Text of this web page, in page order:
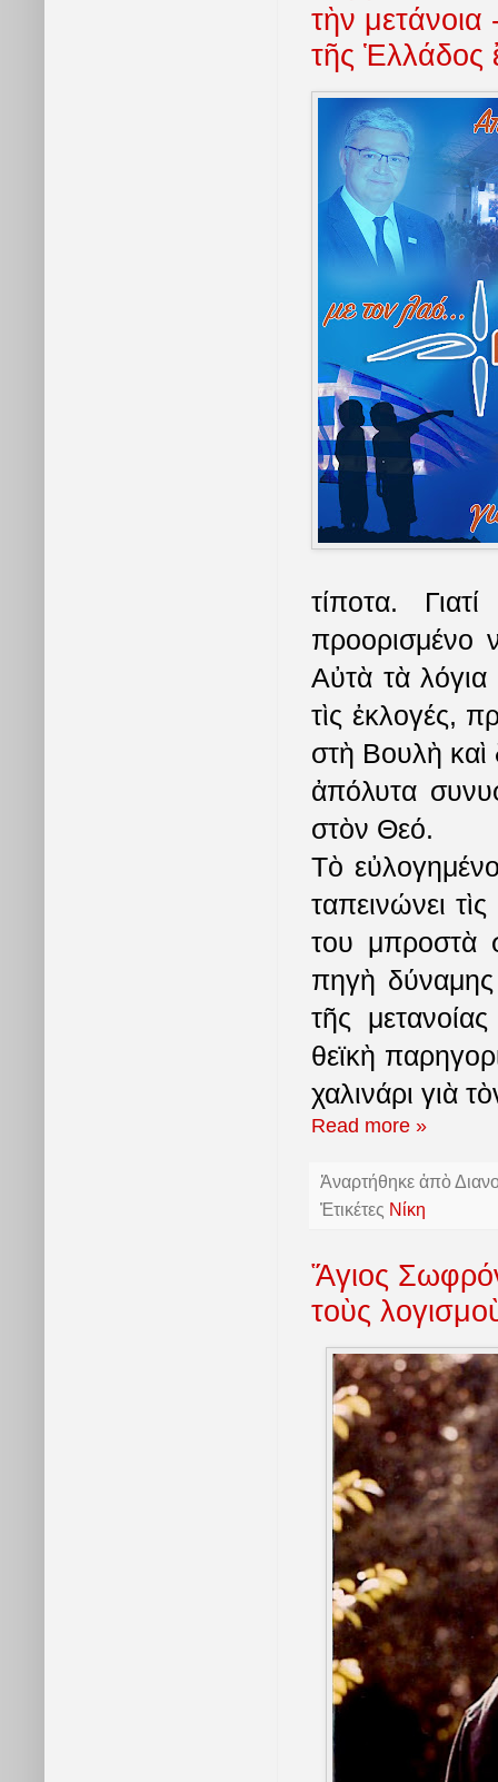
τὴν
τῆς Ἑλλάδος
τίποτα.
προορισμένο
Αὐτὰ τὰ λόγια
τὶς ἐκλογές,
στὴ Βουλὴ
ἀπόλυτα
στὸν Θεό.
Τὸ
ταπεινώνει
του μπροστὰ
πηγὴ
τῆς
θεϊκὴ
χαλινάρι γιὰ
Read more »
Ἀναρτήθηκε ἀπὸ
Ἐτικέτες Νίκη
Ἅγιος
τοὺς